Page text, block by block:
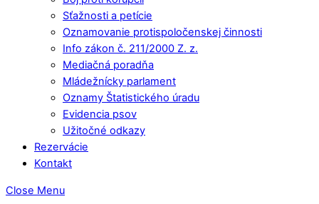
Sťažnosti a petície
Oznamovanie protispoločenskej činnosti
Info zákon č. 211/2000 Z. z.
Mediačná poradňa
Mládežnícky parlament
Oznamy Štatistického úradu
Evidencia psov
Užitočné odkazy
Rezervácie
Kontakt
Close Menu